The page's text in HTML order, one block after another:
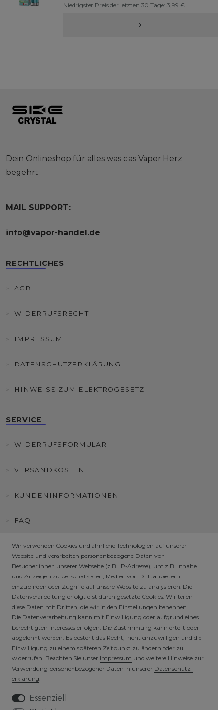
Niedrigster Preis der letzten 30 Tage: 3,99 €
Dein Onlineshop für alles was das Vaper Herz
begehrt
MAIL SUPPORT:
info@vapor-handel.de
RECHTLICHES
AGB
WIDERRUFSRECHT
IMPRESSUM
DATENSCHUTZERKLÄRUNG
HINWEISE ZUM ELEKTROGESETZ
SERVICE
WIDERRUFSFORMULAR
VERSANDKOSTEN
KUNDENINFORMATIONEN
FAQ
HÄNDLER / B2B SHOP
SICHERE ZAHLARTEN
VERSICHERTER VERSAND
Wir verwenden Cookies und ähnliche Technologien auf unserer
Website und verarbeiten personenbezogene Daten von
Besucher:innen unserer Webseite (z.B. IP-Adresse), um z.B. Inhalte
und Anzeigen zu personalisieren, Medien von Drittanbietern
einzubinden oder Zugriffe auf unsere Website zu analysieren. Die
Datenverarbeitung erfolgt erst durch gesetzte Cookies. Wir teilen
diese Daten mit Dritten, die wir in den Einstellungen benennen.
Die Datenverarbeitung kann mit Einwilligung oder aufgrund eines
berechtigten Interesses erfolgen. Die Zustimmung kann erteilt oder
abgelehnt werden. Es besteht das Recht, nicht einzuwilligen und die
Einwilligung zu einem späteren Zeitpunkt zu ändern oder zu
widerrufen. Beachten Sie unser Impressum und weitere Hinweise zur
Verwendung personenbezogener Daten in unserer Daten­schutz­
erklärung.
Essenziell